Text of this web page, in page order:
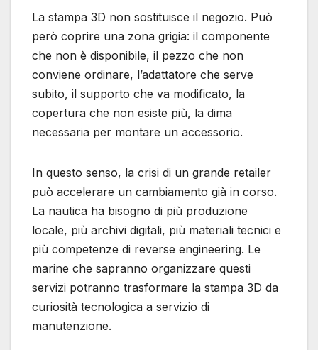
La stampa 3D non sostituisce il negozio. Può
però coprire una zona grigia: il componente
che non è disponibile, il pezzo che non
conviene ordinare, l’adattatore che serve
subito, il supporto che va modificato, la
copertura che non esiste più, la dima
necessaria per montare un accessorio.
In questo senso, la crisi di un grande retailer
può accelerare un cambiamento già in corso.
La nautica ha bisogno di più produzione
locale, più archivi digitali, più materiali tecnici e
più competenze di reverse engineering. Le
marine che sapranno organizzare questi
servizi potranno trasformare la stampa 3D da
curiosità tecnologica a servizio di
manutenzione.